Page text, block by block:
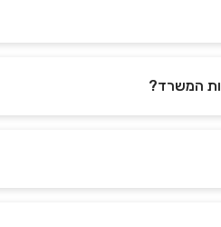
המשרד?